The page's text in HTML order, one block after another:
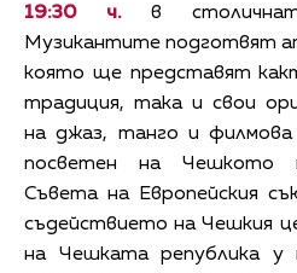
19:30 ч. в
Музикантите подготвят
която ще представят
традиция, така и свои
на джаз, танго и
посветен на Чешкото
Съвета на Европейския
съдействието на Чешкия
на Чешката република у